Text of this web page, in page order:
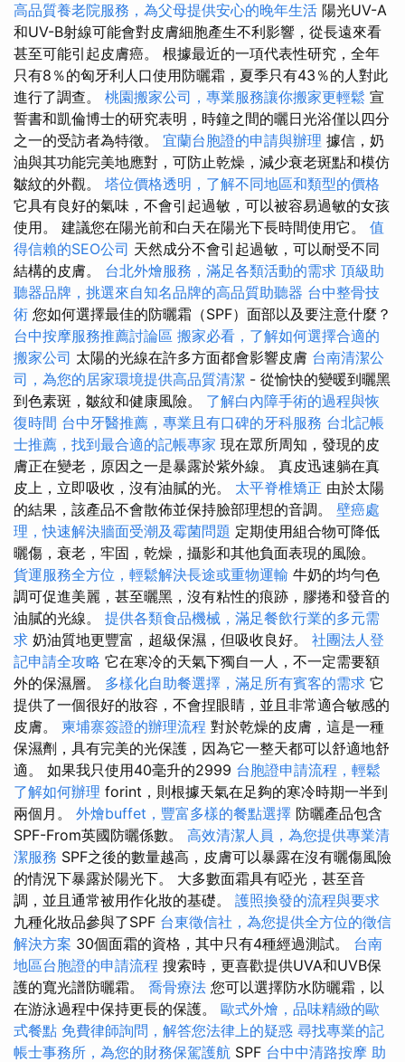
高品質養老院服務，為父母提供安心的晚年生活 陽光UV-A
和UV-B射線可能會對皮膚細胞產生不利影響，從長遠來看
甚至可能引起皮膚癌。 根據最近的一項代表性研究，全年
只有8％的匈牙利人口使用防曬霜，夏季只有43％的人對此
進行了調查。 桃園搬家公司，專業服務讓你搬家更輕鬆 宣
誓書和凱倫博士的研究表明，時鐘之間的曬日光浴僅以四分
之一的受訪者為特徵。 宜蘭台胞證的申請與辦理 據信，奶
油與其功能完美地應對，可防止乾燥，減少衰老斑點和模仿
皺紋的外觀。 塔位價格透明，了解不同地區和類型的價格
它具有良好的氣味，不會引起過敏，可以被容易過敏的女孩
使用。 建議您在陽光前和白天在陽光下長時間使用它。 值
得信賴的SEO公司 天然成分不會引起過敏，可以耐受不同
結構的皮膚。 台北外燴服務，滿足各類活動的需求 頂級助
聽器品牌，挑選來自知名品牌的高品質助聽器 台中整骨技
術 您如何選擇最佳的防曬霜（SPF）面部以及要注意什麼？
台中按摩服務推薦討論區 搬家必看，了解如何選擇合適的
搬家公司 太陽的光線在許多方面都會影響皮膚 台南清潔公
司，為您的居家環境提供高品質清潔 - 從愉快的變暖到曬黑
到色素斑，皺紋和健康風險。 了解白內障手術的過程與恢
復時間 台中牙醫推薦，專業且有口碑的牙科服務 台北記帳
士推薦，找到最合適的記帳專家 現在眾所周知，發現的皮
膚正在變老，原因之一是暴露於紫外線。 真皮迅速躺在真
皮上，立即吸收，沒有油膩的光。 太平脊椎矯正 由於太陽
的結果，該產品不會散佈並保持臉部理想的音調。 壁癌處
理，快速解決牆面受潮及霉菌問題 定期使用組合物可降低
曬傷，衰老，牢固，乾燥，攝影和其他負面表現的風險。
貨運服務全方位，輕鬆解決長途或重物運輸 牛奶的均勻色
調可促進美麗，甚至曬黑，沒有粘性的痕跡，膠捲和發音的
油膩的光線。 提供各類食品機械，滿足餐飲行業的多元需
求 奶油質地更豐富，超級保濕，但吸收良好。 社團法人登
記申請全攻略 它在寒冷的天氣下獨自一人，不一定需要額
外的保濕層。 多樣化自助餐選擇，滿足所有賓客的需求 它
提供了一個很好的妝容，不會捏眼睛，並且非常適合敏感的
皮膚。 柬埔寨簽證的辦理流程 對於乾燥的皮膚，這是一種
保濕劑，具有完美的光保護，因為它一整天都可以舒適地舒
適。 如果我只使用40毫升的2999 台胞證申請流程，輕鬆
了解如何辦理 forint，則根據天氣在足夠的寒冷時期一半到
兩個月。 外燴buffet，豐富多樣的餐點選擇 防曬產品包含
SPF-From英國防曬係數。 高效清潔人員，為您提供專業清
潔服務 SPF之後的數量越高，皮膚可以暴露在沒有曬傷風險
的情況下暴露於陽光下。 大多數面霜具有啞光，甚至音
調，並且通常被用作化妝的基礎。 護照換發的流程與要求
九種化妝品參與了SPF 台東徵信社，為您提供全方位的徵信
解決方案 30個面霜的資格，其中只有4種經過測試。 台南
地區台胞證的申請流程 搜索時，更喜歡提供UVA和UVB保
護的寬光譜防曬霜。 喬骨療法 您可以選擇防水防曬霜，以
在游泳過程中保持更長的保護。 歐式外燴，品味精緻的歐
式餐點 免費律師詢問，解答您法律上的疑惑 尋找專業的記
帳士事務所，為您的財務保駕護航 SPF 台中中清路按摩 助